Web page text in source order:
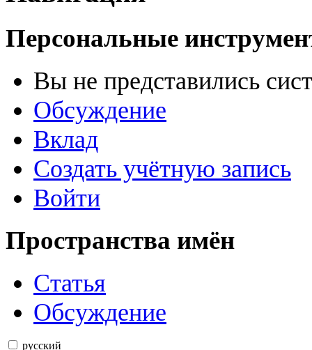
Персональные
Вы не представились
Обсуждение
Вклад
Создать учётную запись
Войти
Пространства имён
Статья
Обсуждение
русский